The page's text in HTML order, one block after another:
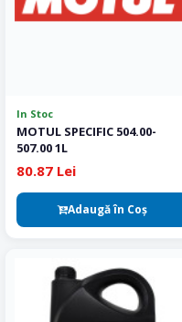
In Stoc
MOTUL SPECIFIC 504.00-
507.00 1L
80.87 Lei
Adaugă în Coş